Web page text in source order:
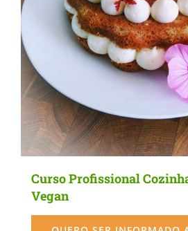
chosen
on
the
product
page
Curso Profissional
Vegan